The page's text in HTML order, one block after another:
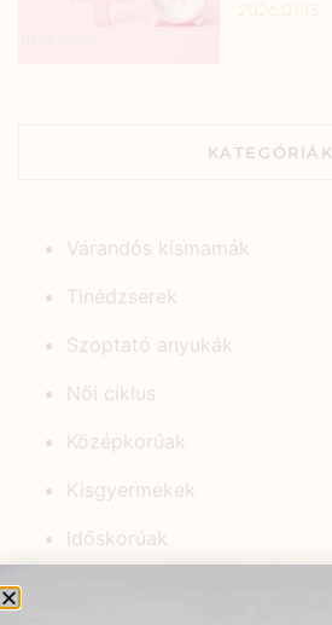
KATEGÓRIÁK
Várandós kismamák
Tinédzserek
Szoptató anyukák
Női ciklus
Középkorúak
Kisgyermekek
Időskorúak